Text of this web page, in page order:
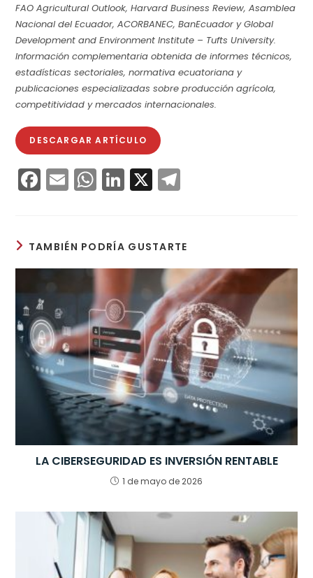
FAO Agricultural Outlook, Harvard Business Review, Asamblea
Nacional del Ecuador, ACORBANEC, BanEcuador y Global
Development and Environment Institute – Tufts University.
Información complementaria obtenida de informes técnicos,
estadísticas sectoriales, normativa ecuatoriana y
publicaciones especializadas sobre producción agrícola,
competitividad y mercados internacionales.
DESCARGAR ARTÍCULO
F
a
e
b
o
o
k
E
m
l
W
h
ts
A
p
p
Li
n
e
dI
n
X
gr
a
m
TAMBIÉN PODRÍA GUSTARTE
LA CIBERSEGURIDAD ES INVERSIÓN RENTABLE
1 de mayo de 2026